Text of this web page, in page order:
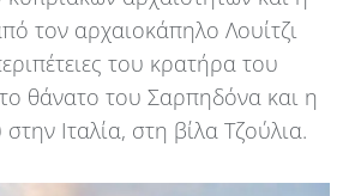
τον αρχαιοκάπηλο Λουίτζι
του κρατήρα του
θάνατο του Σαρπηδόνα και η
Ιταλία, στη βίλα Τζούλια.